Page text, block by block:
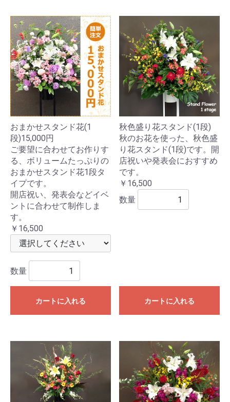
おまかせスタンド花(1
段)15,000円
ご要望に合わせてお作りす
る、ボリュームたっぷりの
おまかせスタンド花1段タ
イプです。
開店祝い、発表会などイベ
ントに合わせて制作しま
す。
￥16,500
数量
カートに入れる
秋色盛り花スタンド(1段)
秋のお花を使った、秋色盛
り花スタンド(1段)です。開
店祝いや発表会におすすめ
です。
￥16,500
数量
カートに入れる